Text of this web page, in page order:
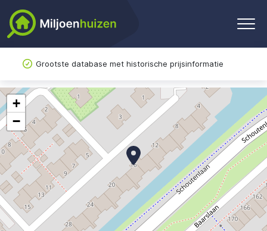
Grootste database met historische prijsinformatie
+
−